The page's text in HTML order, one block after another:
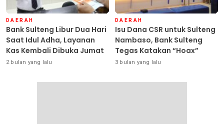
DAERAH
Bank Sulteng Libur Dua Hari
Saat Idul Adha, Layanan
Kas Kembali Dibuka Jumat
2 bulan yang lalu
DAERAH
Isu Dana CSR untuk Sulteng
Nambaso, Bank Sulteng
Tegas Katakan “Hoax”
3 bulan yang lalu